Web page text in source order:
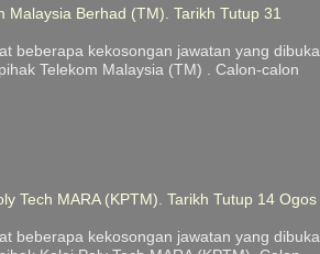
Malaysia Berhad (TM). Tarikh Tutup 31
beberapa kekosongan jawatan yang dibuka
Telekom Malaysia (TM) . Calon-calon
Tech MARA (KPTM). Tarikh Tutup 14 Ogos
beberapa kekosongan jawatan yang dibuka